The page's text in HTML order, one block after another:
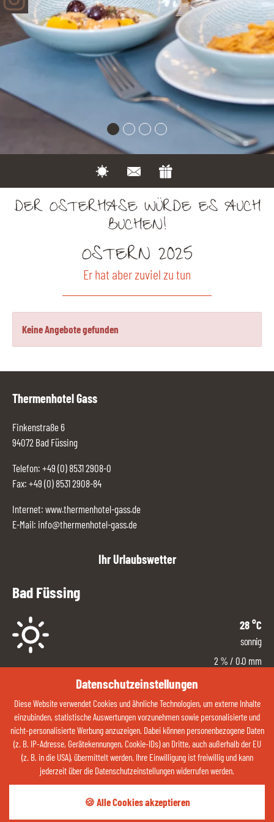
Datenschutzeinstellungen
Diese Website verwendet Cookies und ähnliche Technologien, um externe Inhalte
einzubinden, statistische Auswertungen vorzunehmen sowie personalisierte und
nicht-personalisierte Werbung anzuzeigen. Dabei können personenbezogene Daten
(z. B. IP-Adresse, Gerätekennungen, Cookie-IDs) an Dritte, auch außerhalb der EU
(z. B. in die USA), übermittelt werden. Ihre Einwilligung ist freiwillig und kann
jederzeit über die Datenschutzeinstellungen widerrufen werden.
🍪 Alle Cookies akzeptieren
DER OSTERHASE WÜRDE ES AUCH
BUCHEN!
OSTERN 2025
Er hat aber zuviel zu tun
Keine Angebote gefunden
Thermenhotel Gass
Finkenstraße 6
94072 Bad Füssing
Telefon: +49 (0) 8531 2908-0
Fax: +49 (0) 8531 2908-84
Internet: www.thermenhotel-gass.de
E-Mail: info@thermenhotel-gass.de
Ihr Urlaubswetter
Bad Füssing
28°C
sonnig
2 % / 0.0 mm
19 %
ZUM WETTER
Kontaktieren Sie uns jetzt über Whatsapp:
QR-CODE ÖFFNEN